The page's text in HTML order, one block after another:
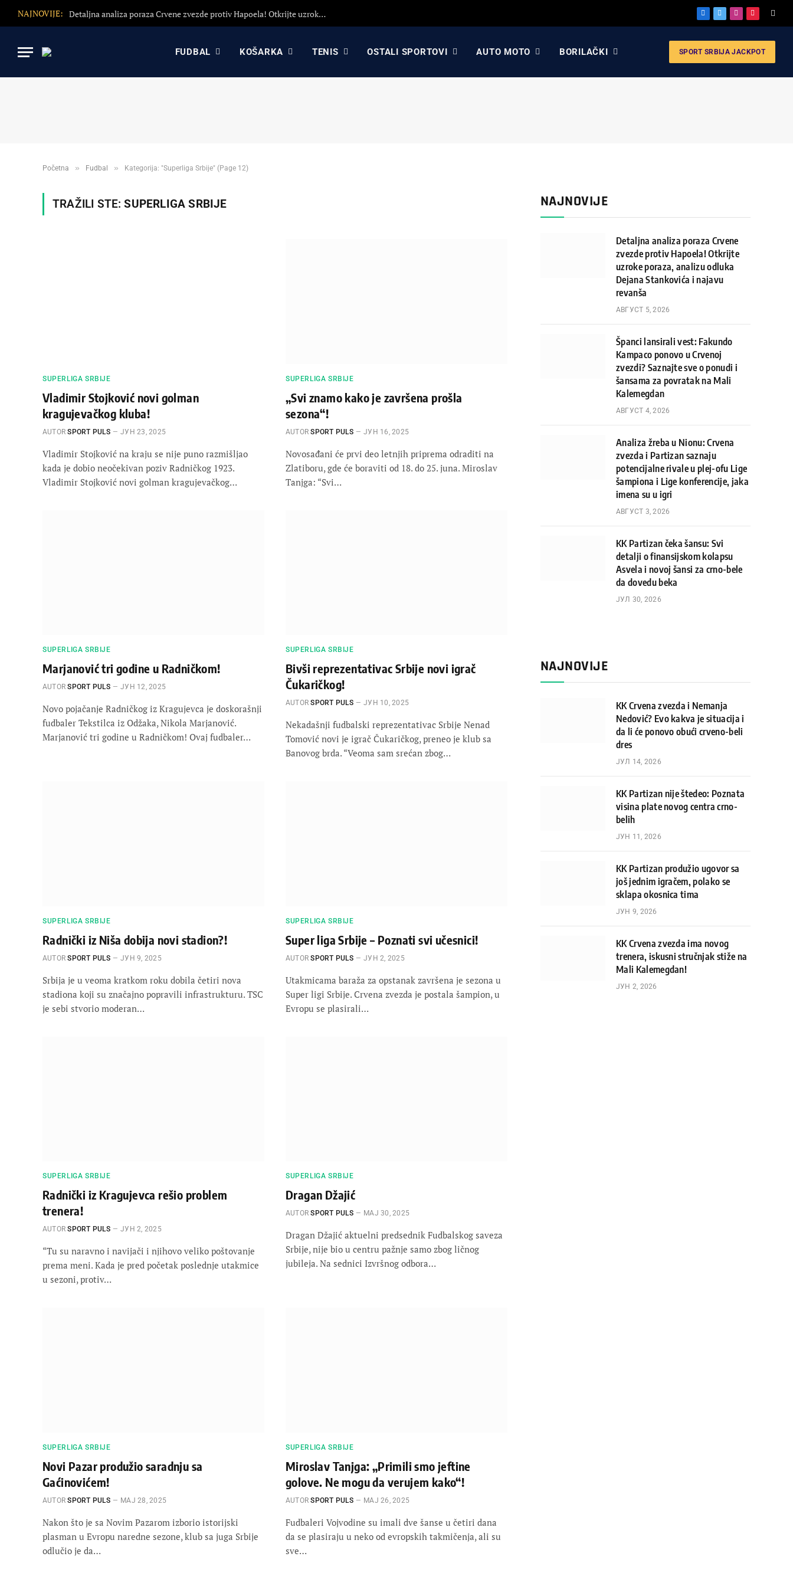
NAJNOVIJE: Detaljna analiza poraza Crvene zvezde protiv Hapoela! Otkrijte uzroke poraza, analizu odluka Dejana Stankovića i najavu revanša Facebook
X
Instagram
Pinterest
FUDBAL KOŠARKA TENIS OSTALI SPORTOVI AUTO MOTO BORILAČKI SPORT SRBIJA JACKPOT
Početna » Fudbal » Kategorija: "Superliga Srbije" (Page 12)
TRAŽILI STE:SUPERLIGA SRBIJE
SUPERLIGA SRBIJE
Vladimir Stojković novi golman
kragujevačkog kluba!
AUTOR SPORT PULS ЈУН 23, 2025
Vladimir Stojković na kraju se nije puno razmišljao
kada je dobio neočekivan poziv Radničkog 1923.
Vladimir Stojković novi golman kragujevačkog…
SUPERLIGA SRBIJE
„Svi znamo kako je završena prošla
sezona“!
AUTOR SPORT PULS ЈУН 16, 2025
Novosađani će prvi deo letnjih priprema odraditi na
Zlatiboru, gde će boraviti od 18. do 25. juna. Miroslav
Tanjga: “Svi…
SUPERLIGA SRBIJE
Marjanović tri godine u Radničkom!
AUTOR SPORT PULS ЈУН 12, 2025
Novo pojačanje Radničkog iz Kragujevca je doskorašnji
fudbaler Tekstilca iz Odžaka, Nikola Marjanović.
Marjanović tri godine u Radničkom! Ovaj fudbaler…
SUPERLIGA SRBIJE
Bivši reprezentativac Srbije novi igrač
Čukaričkog!
AUTOR SPORT PULS ЈУН 10, 2025
Nekadašnji fudbalski reprezentativac Srbije Nenad
Tomović novi je igrač Čukaričkog, preneo je klub sa
Banovog brda. “Veoma sam srećan zbog…
SUPERLIGA SRBIJE
Radnički iz Niša dobija novi stadion?!
AUTOR SPORT PULS ЈУН 9, 2025
Srbija je u veoma kratkom roku dobila četiri nova
stadiona koji su značajno popravili infrastrukturu. TSC
je sebi stvorio moderan…
SUPERLIGA SRBIJE
Super liga Srbije – Poznati svi učesnici!
AUTOR SPORT PULS ЈУН 2, 2025
Utakmicama baraža za opstanak završena je sezona u
Super ligi Srbije. Crvena zvezda je postala šampion, u
Evropu se plasirali…
SUPERLIGA SRBIJE
Radnički iz Kragujevca rešio problem
trenera!
AUTOR SPORT PULS ЈУН 2, 2025
“Tu su naravno i navijači i njihovo veliko poštovanje
prema meni. Кada je pred početak poslednje utakmice
u sezoni, protiv…
SUPERLIGA SRBIJE
Dragan Džajić
AUTOR SPORT PULS МАЈ 30, 2025
Dragan Džajić aktuelni predsednik Fudbalskog saveza
Srbije, nije bio u centru pažnje samo zbog ličnog
jubileja. Na sednici Izvršnog odbora…
SUPERLIGA SRBIJE
Novi Pazar produžio saradnju sa
Gaćinovićem!
AUTOR SPORT PULS МАЈ 28, 2025
Nakon što je sa Novim Pazarom izborio istorijski
plasman u Evropu naredne sezone, klub sa juga Srbije
odlučio je da…
SUPERLIGA SRBIJE
Miroslav Tanjga: „Primili smo jeftine
golove. Ne mogu da verujem kako“!
AUTOR SPORT PULS МАЈ 26, 2025
Fudbaleri Vojvodine su imali dve šanse u četiri dana
da se plasiraju u neko od evropskih takmičenja, ali su
sve…
NAJNOVIJE
Detaljna analiza poraza Crvene
zvezde protiv Hapoela! Otkrijte
uzroke poraza, analizu odluka
Dejana Stankovića i najavu
revanša
АВГУСТ 5, 2026
Španci lansirali vest: Fakundo
Kampaco ponovo u Crvenoj
zvezdi? Saznajte sve o ponudi i
šansama za povratak na Mali
Kalemegdan
АВГУСТ 4, 2026
Analiza žreba u Nionu: Crvena
zvezda i Partizan saznaju
potencijalne rivale u plej-ofu Lige
šampiona i Lige konferencije, jaka
imena su u igri
АВГУСТ 3, 2026
KK Partizan čeka šansu: Svi
detalji o finansijskom kolapsu
Asvela i novoj šansi za crno-bele
da dovedu beka
ЈУЛ 30, 2026
NAJNOVIJE
KK Crvena zvezda i Nemanja
Nedović? Evo kakva je situacija i
da li će ponovo obući crveno-beli
dres
ЈУЛ 14, 2026
KK Partizan nije štedeo: Poznata
visina plate novog centra crno-
belih
ЈУН 11, 2026
KK Partizan produžio ugovor sa
još jednim igračem, polako se
sklapa okosnica tima
ЈУН 9, 2026
KK Crvena zvezda ima novog
trenera, iskusni stručnjak stiže na
Mali Kalemegdan!
ЈУН 2, 2026